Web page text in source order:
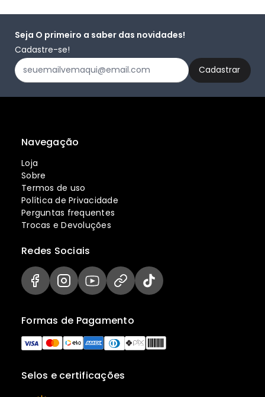
Seja O primeiro a saber das novidades!
Cadastre-se!
Navegação
Loja
Sobre
Termos de uso
Política de Privacidade
Perguntas frequentes
Trocas e Devoluções
Selos e certificações
Formas de Pagamento
Redes Sociais